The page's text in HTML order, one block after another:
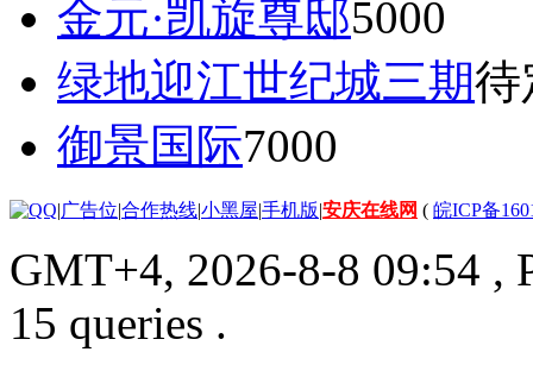
金元·凯旋尊邸5000
绿地迎江世纪城三期待
御景国际7000
|广告位|合作热线|小黑屋|手机版|安庆在线网 ( 皖ICP备
GMT+4, 2026-8-8 09:54 ,
15 queries .